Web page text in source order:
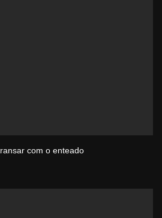
com o enteado